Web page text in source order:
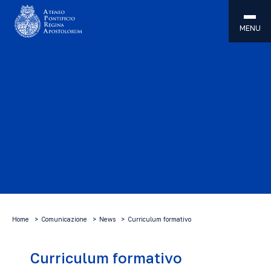
MENU
Home Comunicazione News Curriculum formativo
Curriculum formativo